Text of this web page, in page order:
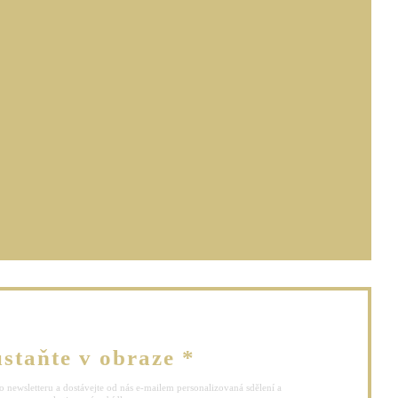
okně))
v obraze *
newsletteru a dostávejte od nás e-mailem personalizovaná sdělení a